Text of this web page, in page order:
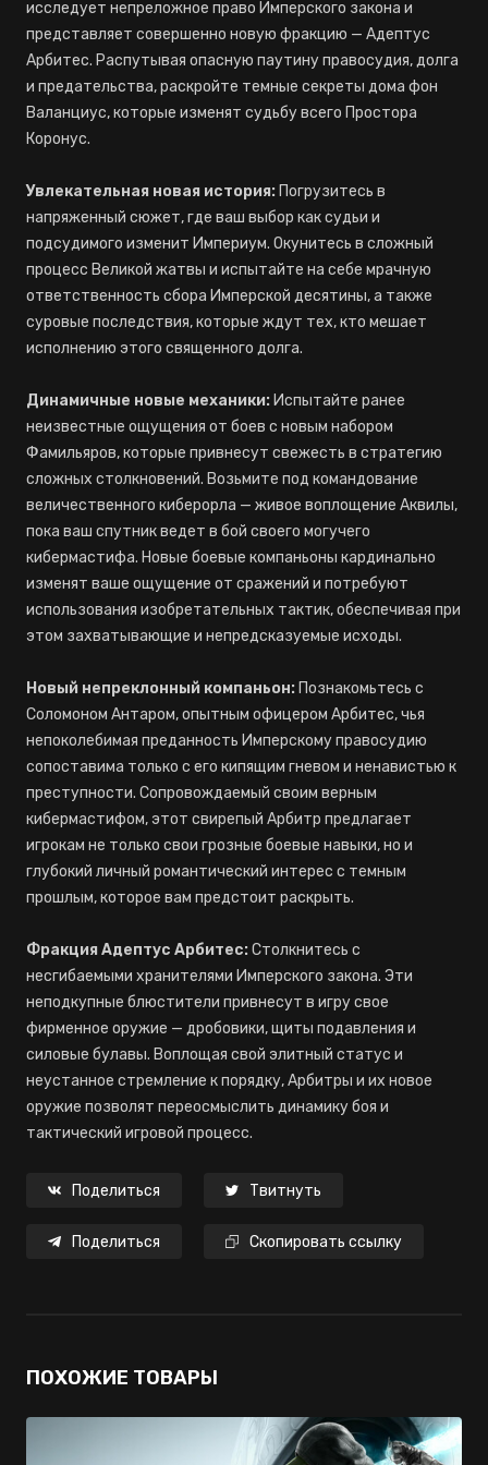
исследует непреложное право Имперского закона и
представляет совершенно новую фракцию — Адептус
Арбитес. Распутывая опасную паутину правосудия, долга
и предательства, раскройте темные секреты дома фон
Валанциус, которые изменят судьбу всего Простора
Коронус.
Увлекательная новая история: Погрузитесь в
напряженный сюжет, где ваш выбор как судьи и
подсудимого изменит Империум. Окунитесь в сложный
процесс Великой жатвы и испытайте на себе мрачную
ответственность сбора Имперской десятины, а также
суровые последствия, которые ждут тех, кто мешает
исполнению этого священного долга.
Динамичные новые механики: Испытайте ранее
неизвестные ощущения от боев с новым набором
Фамильяров, которые привнесут свежесть в стратегию
сложных столкновений. Возьмите под командование
величественного киберорла — живое воплощение Аквилы,
пока ваш спутник ведет в бой своего могучего
кибермастифа. Новые боевые компаньоны кардинально
изменят ваше ощущение от сражений и потребуют
использования изобретательных тактик, обеспечивая при
этом захватывающие и непредсказуемые исходы.
Новый непреклонный компаньон: Познакомьтесь с
Соломоном Антаром, опытным офицером Арбитес, чья
непоколебимая преданность Имперскому правосудию
сопоставима только с его кипящим гневом и ненавистью к
преступности. Сопровождаемый своим верным
кибермастифом, этот свирепый Арбитр предлагает
игрокам не только свои грозные боевые навыки, но и
глубокий личный романтический интерес с темным
прошлым, которое вам предстоит раскрыть.
Фракция Адептус Арбитес:Столкнитесь с
несгибаемыми хранителями Имперского закона. Эти
неподкупные блюстители привнесут в игру свое
фирменное оружие — дробовики, щиты подавления и
силовые булавы. Воплощая свой элитный статус и
неустанное стремление к порядку, Арбитры и их новое
оружие позволят переосмыслить динамику боя и
тактический игровой процесс.
Поделиться Твитнуть
Поделиться Скопировать ссылку
ПОХОЖИЕ ТОВАРЫ